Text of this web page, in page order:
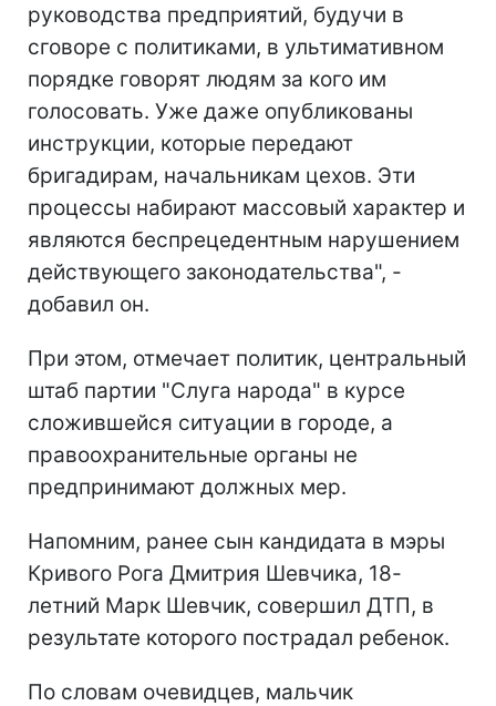
руководства предприятий, будучи в
сговоре с политиками, в ультимативном
порядке говорят людям за кого им
голосовать. Уже даже опубликованы
инструкции, которые передают
бригадирам, начальникам цехов. Эти
процессы набирают массовый характер и
являются беспрецедентным нарушением
действующего законодательства", -
добавил он.
При этом, отмечает политик, центральный
штаб партии "Слуга народа" в курсе
сложившейся ситуации в городе, а
правоохранительные органы не
предпринимают должных мер.
Напомним, ранее сын кандидата в мэры
Кривого Рога Дмитрия Шевчика, 18-
летний Марк Шевчик, совершил ДТП, в
результате которого пострадал ребенок.
По словам очевидцев, мальчик